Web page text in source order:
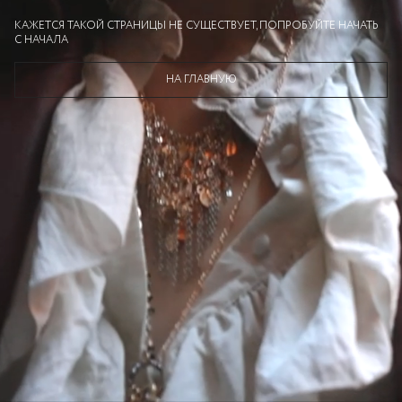
КАЖЕТСЯ ТАКОЙ СТРАНИЦЫ НЕ СУЩЕСТВУЕТ, ПОПРОБУЙТЕ НАЧАТЬ
С НАЧАЛА
НА ГЛАВНУЮ